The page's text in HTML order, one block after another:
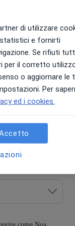
di utilizzare
e fornirti
Se rifiuti
per il corretto
o aggiornare le
Per
ed i cookies.